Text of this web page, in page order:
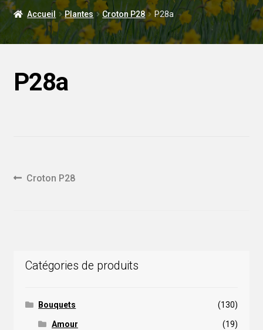
LIVRAISON
MARIAGE
Accueil Plantes Croton P28 P28a
P28a
Navigation
Article
Croton P28
Catégories de produits
Bouquets (130)
Amour (19)